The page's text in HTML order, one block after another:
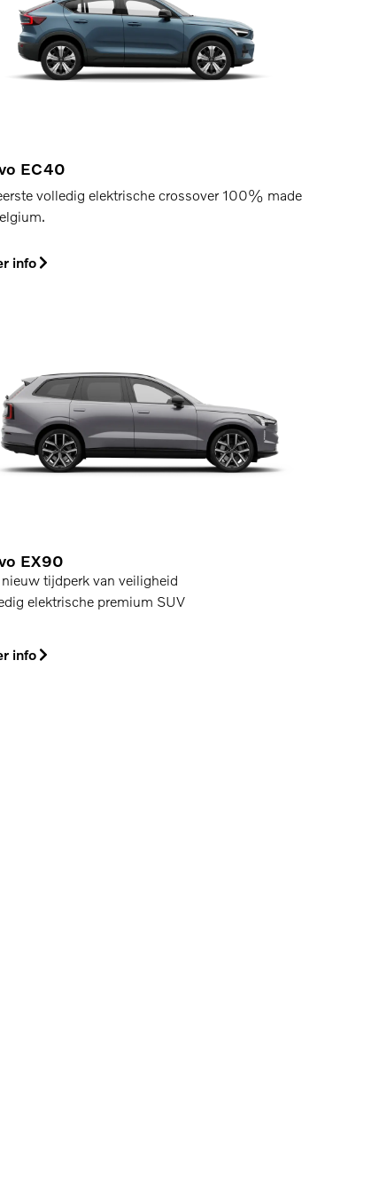
EC40
volledig elektrische crossover 100% made
info
EX90
nieuw tijdperk van veiligheid
elektrische premium SUV
info